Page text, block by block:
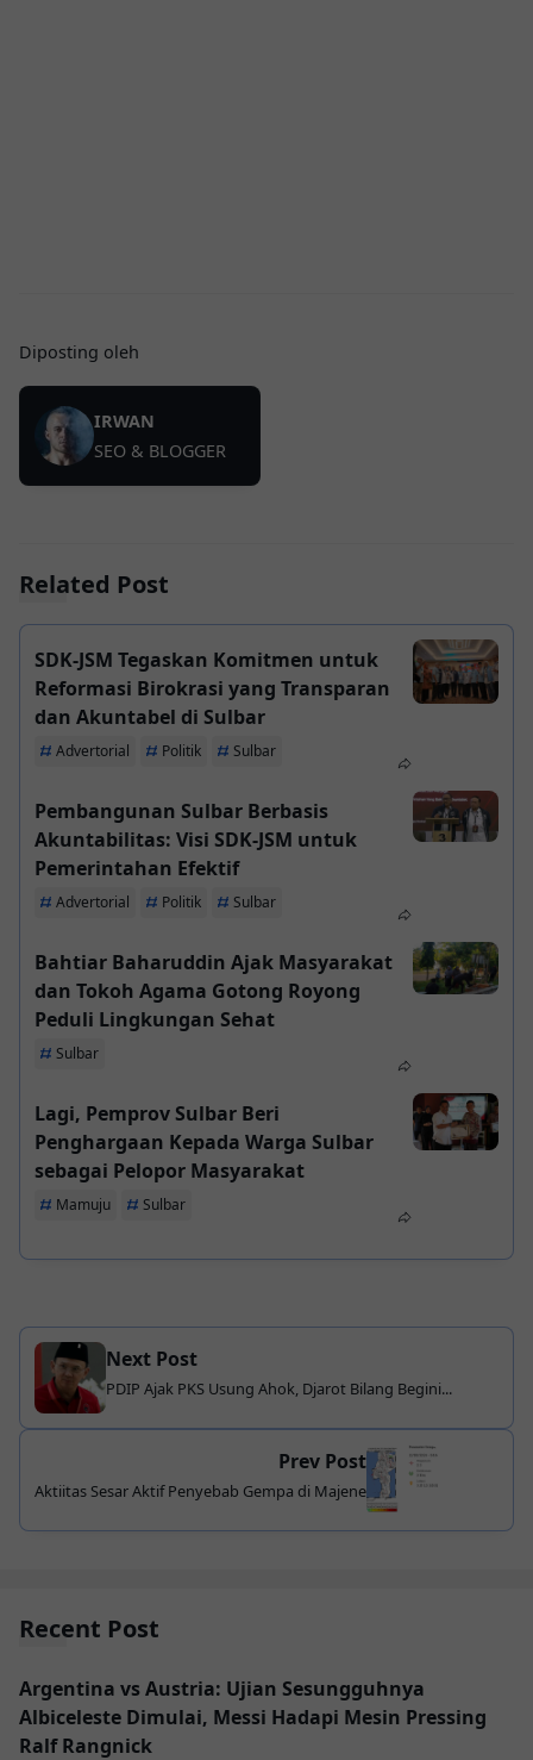
Diposting oleh
IRWAN
SEO & BLOGGER
Related Post
SDK-JSM Tegaskan Komitmen untuk
Reformasi Birokrasi yang Transparan
dan Akuntabel di Sulbar
Advertorial Politik Sulbar
Pembangunan Sulbar Berbasis
Akuntabilitas: Visi SDK-JSM untuk
Pemerintahan Efektif
Advertorial Politik Sulbar
Bahtiar Baharuddin Ajak Masyarakat
dan Tokoh Agama Gotong Royong
Peduli Lingkungan Sehat
Sulbar
Lagi, Pemprov Sulbar Beri
Penghargaan Kepada Warga Sulbar
sebagai Pelopor Masyarakat
Mamuju Sulbar
Next Post
PDIP Ajak PKS Usung Ahok, Djarot Bilang Begini...
Prev Post
Aktiitas Sesar Aktif Penyebab Gempa di Majene
Recent Post
Argentina vs Austria: Ujian Sesungguhnya
Albiceleste Dimulai, Messi Hadapi Mesin Pressing
Ralf Rangnick